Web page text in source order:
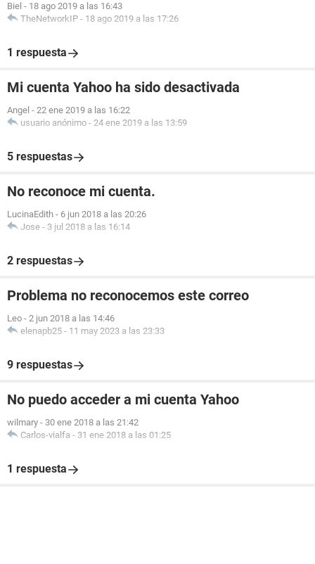
Biel - 18 ago 2019 a las 16:43
TheNetworkIP - 18 ago 2019 a las 17:26
1 respuesta
Mi cuenta Yahoo ha sido desactivada
Angel - 22 ene 2019 a las 16:22
usuario anónimo - 24 ene 2019 a las 13:59
5 respuestas
No reconoce mi cuenta.
LucinaEdith - 6 jun 2018 a las 20:26
Jose - 3 jul 2018 a las 16:14
2 respuestas
Problema no reconocemos este correo
Leo - 2 jun 2018 a las 14:46
elenapb25 - 11 may 2023 a las 23:33
9 respuestas
No puedo acceder a mi cuenta Yahoo
wilmary - 30 ene 2018 a las 21:42
Carlos-vialfa - 31 ene 2018 a las 01:25
1 respuesta